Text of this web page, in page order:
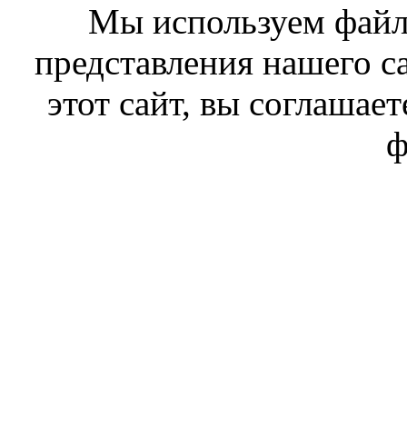
Мы используем
представления нашего
этот сайт, вы